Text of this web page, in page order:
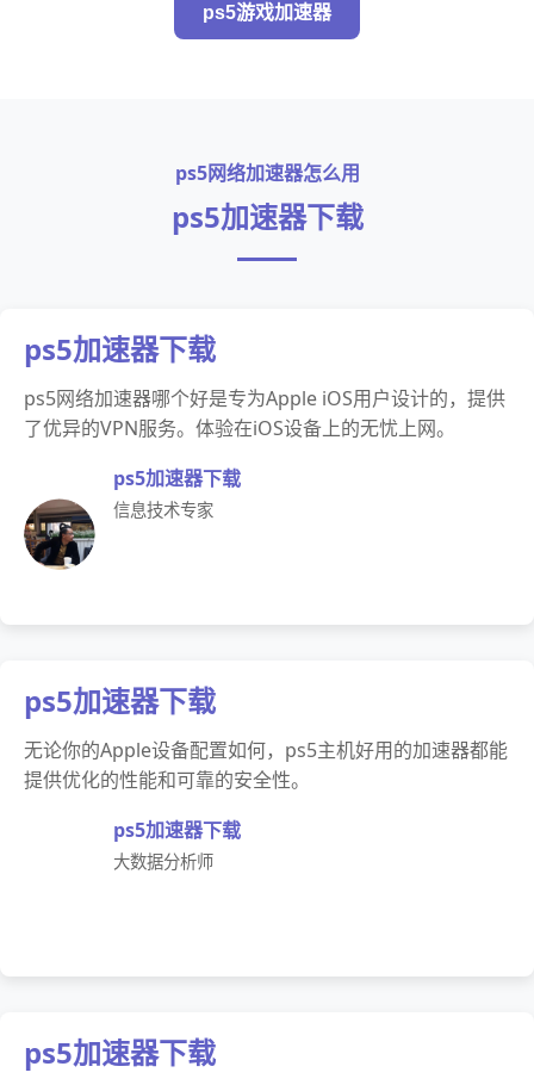
ps5游戏加速器
ps5网络加速器怎么用
ps5加速器下载
ps5加速器下载
ps5网络加速器哪个好是专为Apple iOS用户设计的，提供
了优异的VPN服务。体验在iOS设备上的无忧上网。
ps5加速器下载
信息技术专家
ps5加速器下载
无论你的Apple设备配置如何，ps5主机好用的加速器都能
提供优化的性能和可靠的安全性。
ps5加速器下载
大数据分析师
ps5加速器下载